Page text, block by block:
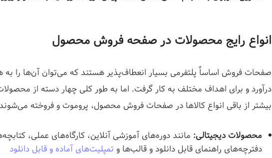
انواع رایج محصولات در صفحه فروش محصول
صفحات فروش اساساً پلتفرمی بسیار انعطاف‌پذیر هستند که می‌توان آن‌ها را
درآورد و برای اهداف مختلف به کار گرفت. اما به طور کلی چهار دسته از
بیشتر از باقی انواع کالاها در صفحات فروش محصول، پروموت و فروخته
محصولات دیجیتالی: مانند دوره‌های آموزشی آنلاین، کارگاه‌های عملی،
دفترچه‌های راهنمای قابل دانلود و قالب‌ها و تمپلیت‌های آماده و قابل دانلود